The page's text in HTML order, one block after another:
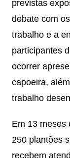
previstas
debate com
trabalho e a
participantes
ocorrer
capoeira,
trabalho
Em 13 meses
250 plantões
recebem